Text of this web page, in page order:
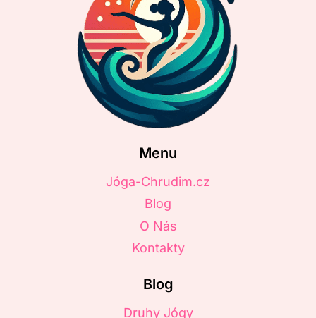
Menu
Jóga-Chrudim.cz
Blog
O Nás
Kontakty
Blog
Druhy Jógy